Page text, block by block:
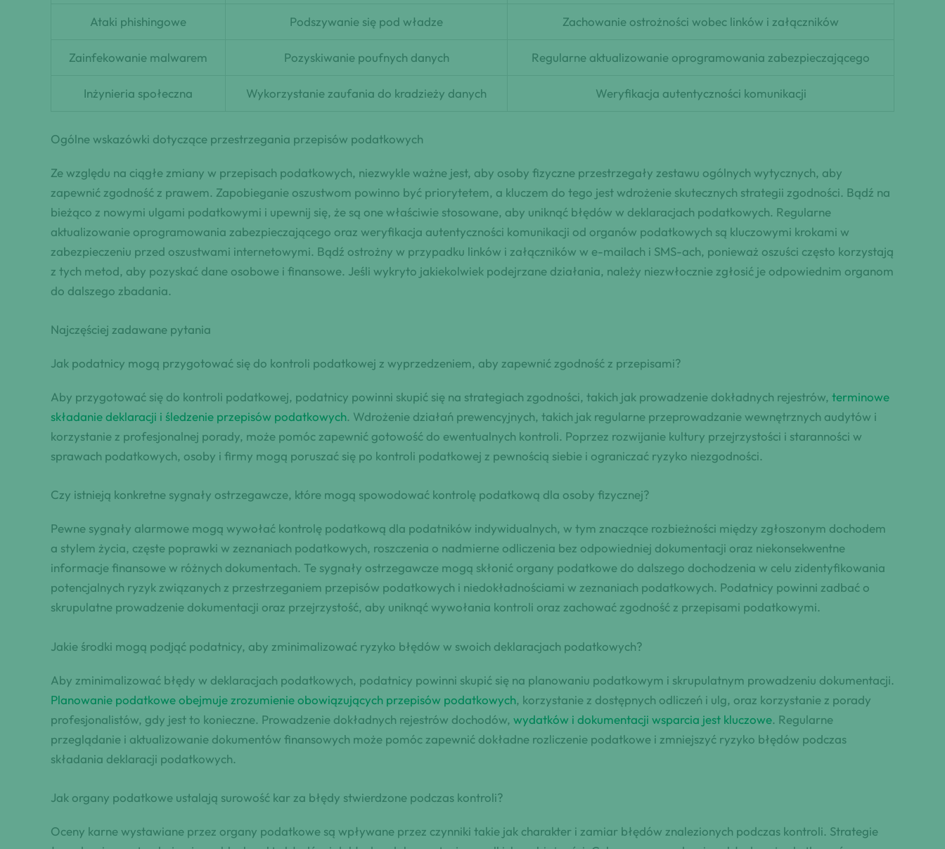
Ataki phishingowe Podszywanie się pod władze Zachowanie ostrożności wobec linków i załączników
Zainfekowanie malwarem Pozyskiwanie poufnych danych Regularne aktualizowanie oprogramowania zabezpieczającego
Inżynieria społeczna Wykorzystanie zaufania do kradzieży danych Weryfikacja autentyczności komunikacji
Ogólne wskazówki dotyczące przestrzegania przepisów podatkowych
Ze względu na ciągłe zmiany w przepisach podatkowych, niezwykle ważne jest, aby osoby fizyczne przestrzegały zestawu ogólnych wytycznych, aby
zapewnić zgodność z prawem. Zapobieganie oszustwom powinno być priorytetem, a kluczem do tego jest wdrożenie skutecznych strategii zgodności. Bądź na
bieżąco z nowymi ulgami podatkowymi i upewnij się, że są one właściwie stosowane, aby uniknąć błędów w deklaracjach podatkowych. Regularne
aktualizowanie oprogramowania zabezpieczającego oraz weryfikacja autentyczności komunikacji od organów podatkowych są kluczowymi krokami w
zabezpieczeniu przed oszustwami internetowymi. Bądź ostrożny w przypadku linków i załączników w e-mailach i SMS-ach, ponieważ oszuści często korzystają
z tych metod, aby pozyskać dane osobowe i finansowe. Jeśli wykryto jakiekolwiek podejrzane działania, należy niezwłocznie zgłosić je odpowiednim organom
do dalszego zbadania.
Najczęściej zadawane pytania
Jak podatnicy mogą przygotować się do kontroli podatkowej z wyprzedzeniem, aby zapewnić zgodność z przepisami?
Aby przygotować się do kontroli podatkowej, podatnicy powinni skupić się na strategiach zgodności, takich jak prowadzenie dokładnych rejestrów, terminowe
składanie deklaracji i śledzenie przepisów podatkowych. Wdrożenie działań prewencyjnych, takich jak regularne przeprowadzanie wewnętrznych audytów i
korzystanie z profesjonalnej porady, może pomóc zapewnić gotowość do ewentualnych kontroli. Poprzez rozwijanie kultury przejrzystości i staranności w
sprawach podatkowych, osoby i firmy mogą poruszać się po kontroli podatkowej z pewnością siebie i ograniczać ryzyko niezgodności.
Czy istnieją konkretne sygnały ostrzegawcze, które mogą spowodować kontrolę podatkową dla osoby fizycznej?
Pewne sygnały alarmowe mogą wywołać kontrolę podatkową dla podatników indywidualnych, w tym znaczące rozbieżności między zgłoszonym dochodem
a stylem życia, częste poprawki w zeznaniach podatkowych, roszczenia o nadmierne odliczenia bez odpowiedniej dokumentacji oraz niekonsekwentne
informacje finansowe w różnych dokumentach. Te sygnały ostrzegawcze mogą skłonić organy podatkowe do dalszego dochodzenia w celu zidentyfikowania
potencjalnych ryzyk związanych z przestrzeganiem przepisów podatkowych i niedokładnościami w zeznaniach podatkowych. Podatnicy powinni zadbać o
skrupulatne prowadzenie dokumentacji oraz przejrzystość, aby uniknąć wywołania kontroli oraz zachować zgodność z przepisami podatkowymi.
Jakie środki mogą podjąć podatnicy, aby zminimalizować ryzyko błędów w swoich deklaracjach podatkowych?
Aby zminimalizować błędy w deklaracjach podatkowych, podatnicy powinni skupić się na planowaniu podatkowym i skrupulatnym prowadzeniu dokumentacji.
Planowanie podatkowe obejmuje zrozumienie obowiązujących przepisów podatkowych, korzystanie z dostępnych odliczeń i ulg, oraz korzystanie z porady
profesjonalistów, gdy jest to konieczne. Prowadzenie dokładnych rejestrów dochodów, wydatków i dokumentacji wsparcia jest kluczowe. Regularne
przeglądanie i aktualizowanie dokumentów finansowych może pomóc zapewnić dokładne rozliczenie podatkowe i zmniejszyć ryzyko błędów podczas
składania deklaracji podatkowych.
Jak organy podatkowe ustalają surowość kar za błędy stwierdzone podczas kontroli?
Oceny karne wystawiane przez organy podatkowe są wpływane przez czynniki takie jak charakter i zamiar błędów znalezionych podczas kontroli. Strategie